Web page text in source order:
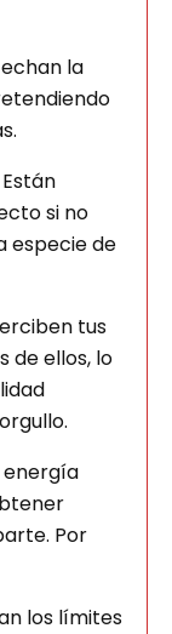
la
Están
si no
especie de
tus
de ellos, lo
energía
Por
los límites